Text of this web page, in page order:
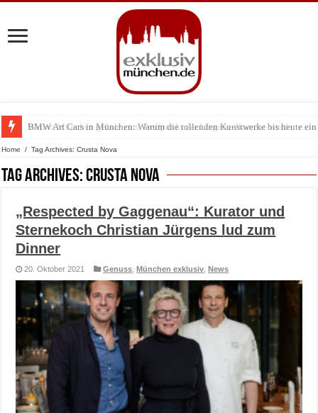
Warum München gerade zum Treffpunkt der Lingerie-Branche wurde
BMW Art Cars in München: Warum die rollenden Kunstwerke bis heute
Home / Tag Archives: Crusta Nova
Tag Archives:Crusta Nova
„Respected by Gaggenau“: Kurator und
Sternekoch Christian Jürgens lud zum
Dinner
20. Oktober 2021 Genuss ,München exklusiv ,News